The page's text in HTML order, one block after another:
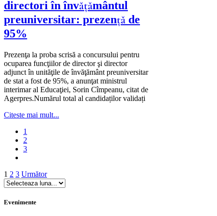
directori în învățământul
preuniversitar: prezență de
95%
Prezenţa la proba scrisă a concursului pentru
ocuparea funcţiilor de director şi director
adjunct în unităţile de învăţământ preuniversitar
de stat a fost de 95%, a anunţat ministrul
interimar al Educaţiei, Sorin Cîmpeanu, citat de
Agerpres.Numărul total al candidaților validați
Citeste mai mult...
1
2
3
Paginație
articole
1 2 3 Următor
Evenimente